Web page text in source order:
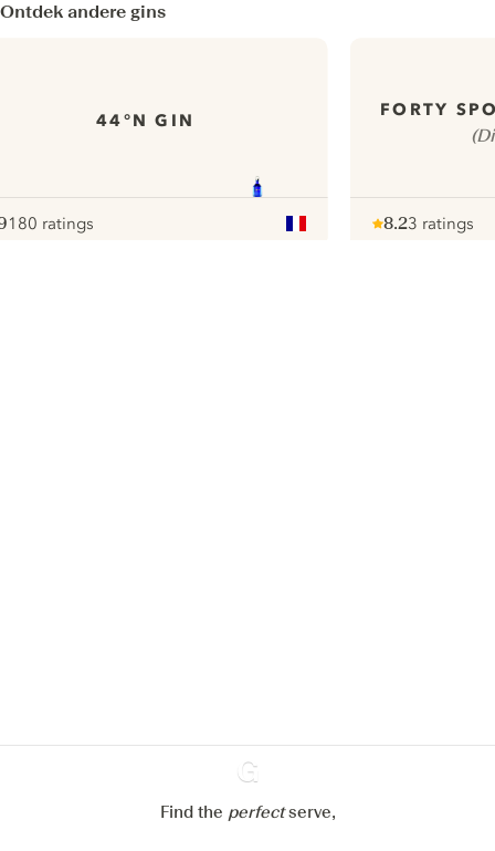
Ontdek andere gins
44°N GIN
180 ratings
FORTY
8.23 ratings
Ginventory
Find the perfectserve,